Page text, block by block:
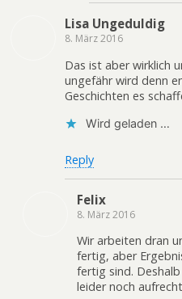
Lisa Ungeduldig
8. März 2016
Das ist aber wirklich
ungefähr wird denn
Geschichten es
Wird geladen …
Reply
Felix
8. März 2016
Wir arbeiten dran
fertig, aber
fertig sind.
leider noch